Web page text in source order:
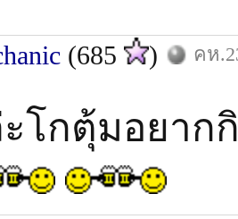
(685 ) คห
โกตุ้มอยาก